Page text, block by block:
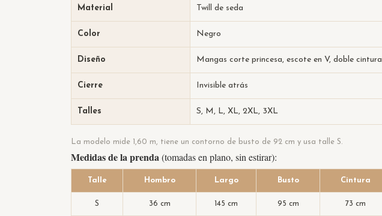
Material Twill de seda
Color Negro
Diseño Mangas corte princesa, escote en V, doble cintura
Cierre Invisible atrás
Talles S, M, L, XL, 2XL, 3XL
La modelo mide 1,60 m, tiene un contorno de busto de 92 cm y usa talle S.
Medidas de la prenda(tomadas en plano, sin estirar):
Talle Hombro Largo Busto Cintura
S 36 cm 145 cm 95 cm 73 cm